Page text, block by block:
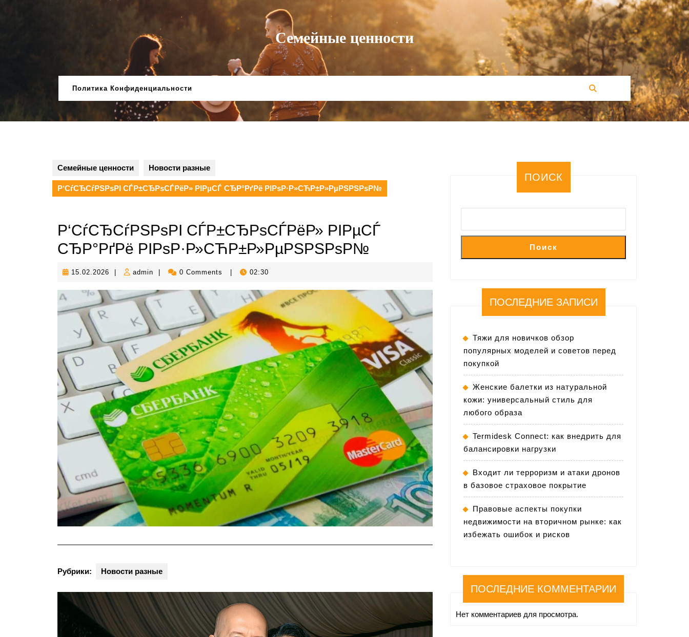
Семейные ценности
Политика Конфиденциальности
Семейные ценности Новости разные
Р‘СѓСЂСѓРЅРѕРІ СЃР±СЂРѕСЃРёР» РІРµСЃ СЂР°РґРё РІРѕР·Р»СЋР±Р»РµРЅРЅРѕР№
Р‘СѓСЂСѓРЅРѕРІ СЃР±СЂРѕСЃРёР» РІРµСЃ
СЂР°РґРё РІРѕР·Р»СЋР±Р»РµРЅРЅРѕР№
15.02.2026 15.02.2026
admin admin 0 Comments 02:30
Рубрики: Новости разные
ПОИСК
Поиск
ПОСЛЕДНИЕ ЗАПИСИ
Тяжи для новичков обзор
популярных моделей и советов перед
покупкой
Женские балетки из натуральной
кожи: универсальный стиль для
любого образа
Termidesk Connect: как внедрить для
балансировки нагрузки
Входит ли терроризм и атаки дронов
в базовое страховое покрытие
Правовые аспекты покупки
недвижимости на вторичном рынке: как
избежать ошибок и рисков
ПОСЛЕДНИЕ КОММЕНТАРИИ
Нет комментариев для просмотра.